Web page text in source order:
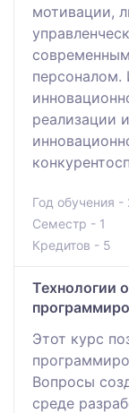
мотивации,
персоналом.
реализации
Год обучения -
Семестр - 1
Кредитов - 5
Технологии
Этот курс
Вопросы
среде